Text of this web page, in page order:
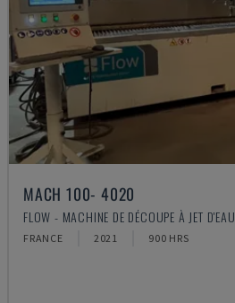
MACH 100- 4020
FLOW - MACHINE DE DÉCOUPE À JET D'EAU
FRANCE 2021 900 HRS